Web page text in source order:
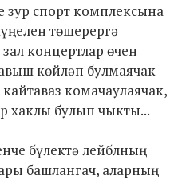
зур спорт комплексына
төшерергә
концертлар өчен
көйләп булмаячак
комачаулаячак,
хаклы булып чыкты...
бүлектә лейблның
башлангач, аларның